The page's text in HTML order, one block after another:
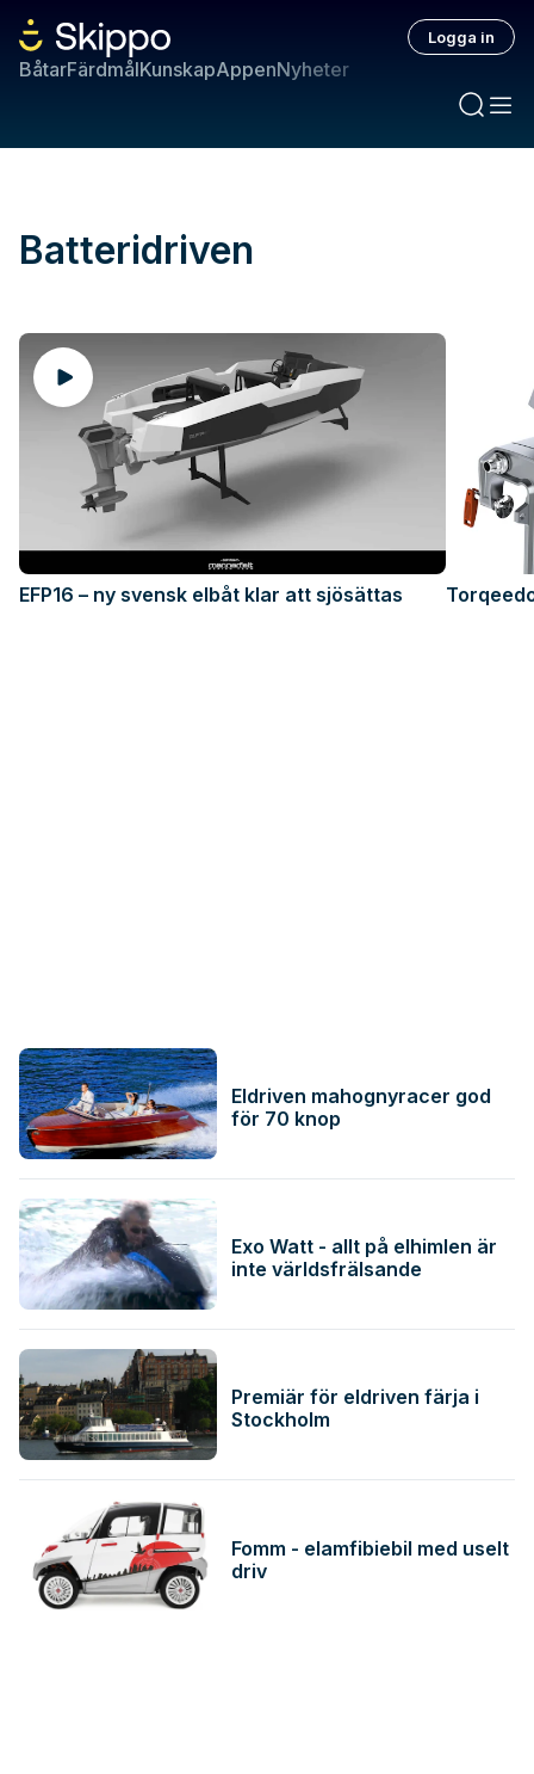
BåtarFärdmålKunskapAppenNyheter
Logga in
Batteridriven
EFP16 – ny svensk elbåt klar att sjösättas
Eldriven mahognyracer god
för 70 knop
Exo Watt - allt på elhimlen är
inte världsfrälsande
Premiär för eldriven färja i
Stockholm
Fomm - elamfibiebil med uselt
driv